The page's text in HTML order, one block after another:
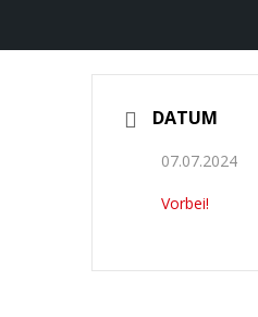
DATUM
07.07.2024
Vorbei!